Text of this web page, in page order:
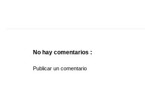
No hay comentarios :
Publicar un comentario